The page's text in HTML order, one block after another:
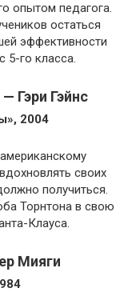
опытом педагога.
остаться
эффективности
5-го класса.
Гэри Гэйнс
2004
своих
получиться.
Торнтона в свою
Клауса.
Мияги